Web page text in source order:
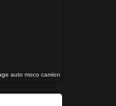
auto moco camion